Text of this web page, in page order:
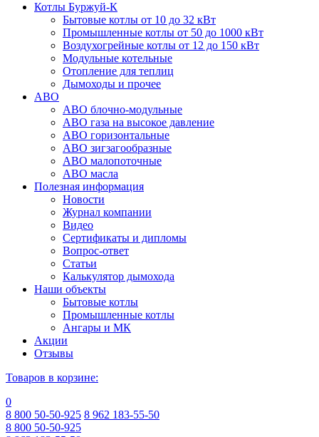
Котлы Буржуй-К
Бытовые котлы от 10 до 32 кВт
Промышленные котлы от 50 до 1000 кВт
Воздухогрейные котлы от 12 до 150 кВт
Модульные котельные
Отопление для теплиц
Дымоходы и прочее
АВО
АВО блочно-модульные
АВО газа на высокое давление
АВО горизонтальные
АВО зигзагообразные
АВО малопоточные
АВО масла
Полезная информация
Новости
Журнал компании
Видео
Сертификаты и дипломы
Вопрос-ответ
Статьи
Калькулятор дымохода
Наши объекты
Бытовые котлы
Промышленные котлы
Ангары и МК
Акции
Отзывы
Товаров в корзине:
0
8 800 50-50-925 8 962 183-55-50
8 800 50-50-925